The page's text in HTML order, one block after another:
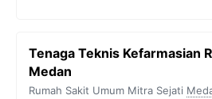
Tenaga Teknis Kefarmasian
Medan
Rumah Sakit Umum Mitra Sejati